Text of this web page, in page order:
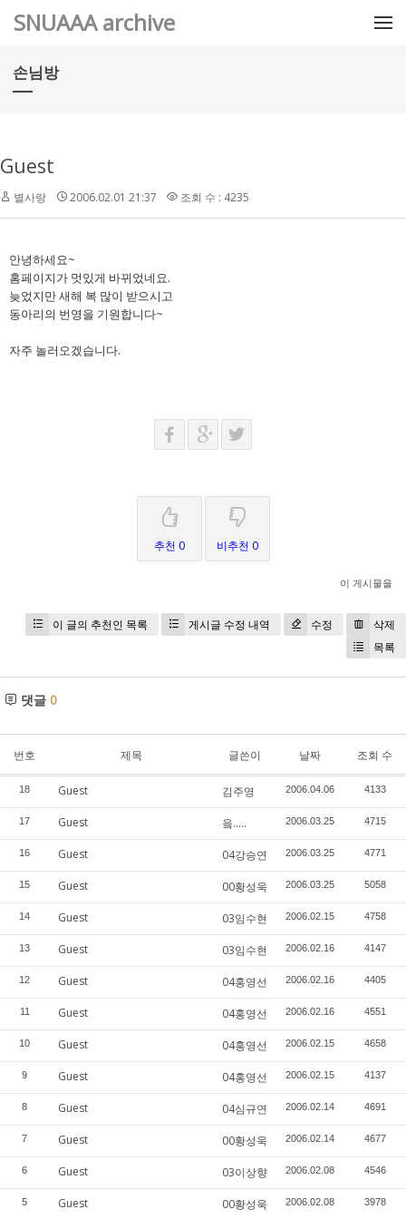
SNUAAA archive
손님방
Guest
별사랑 2006.02.01 21:37 조회 수 : 4235
안녕하세요~
홈페이지가 멋있게 바뀌었네요.
늦었지만 새해 복 많이 받으시고
동아리의 번영을 기원합니다~
자주 놀러오겠습니다.
추천 0 비추천 0
이 게시물을
이 글의 추천인 목록 게시글 수정 내역 수정
삭제
목록
댓글 0
번호 제목 글쓴이 날짜 조회 수
18 Guest 김주영 2006.04.06 4133
17 Guest 읔..... 2006.03.25 4715
16 Guest 04강승연 2006.03.25 4771
15 Guest 00황성욱 2006.03.25 5058
14 Guest 03임수현 2006.02.15 4758
13 Guest 03임수현 2006.02.16 4147
12 Guest 04홍영선 2006.02.16 4405
11 Guest 04홍영선 2006.02.16 4551
10 Guest 04홍영선 2006.02.15 4658
9 Guest 04홍영선 2006.02.15 4137
8 Guest 04심규연 2006.02.14 4691
7 Guest 00황성욱 2006.02.14 4677
6 Guest 03이상향 2006.02.08 4546
5 Guest 00황성욱 2006.02.08 3978